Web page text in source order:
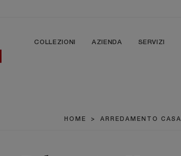
COLLEZIONI AZIENDA SERVIZI
HOME > ARREDAMENTO CASA